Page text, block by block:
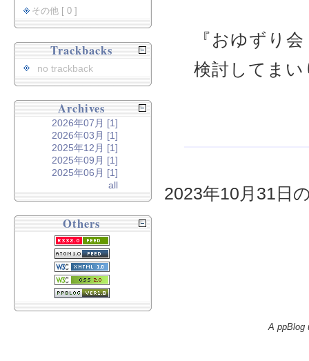
『おゆずり
検討してま
2023年10月31日
その他 [ 0 ]
Trackbacks
no trackback
Archives
2026年07月 [1]
2026年03月 [1]
2025年12月 [1]
2025年09月 [1]
2025年06月 [1]
all
Others
A ppBlog